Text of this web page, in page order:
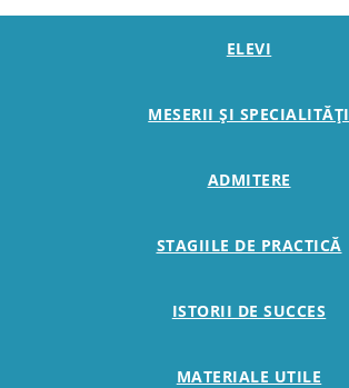
ELEVI
MESERII ȘI SPECIALITĂȚI
ADMITERE
STAGIILE DE PRACTICĂ
ISTORII DE SUCCES
MATERIALE UTILE